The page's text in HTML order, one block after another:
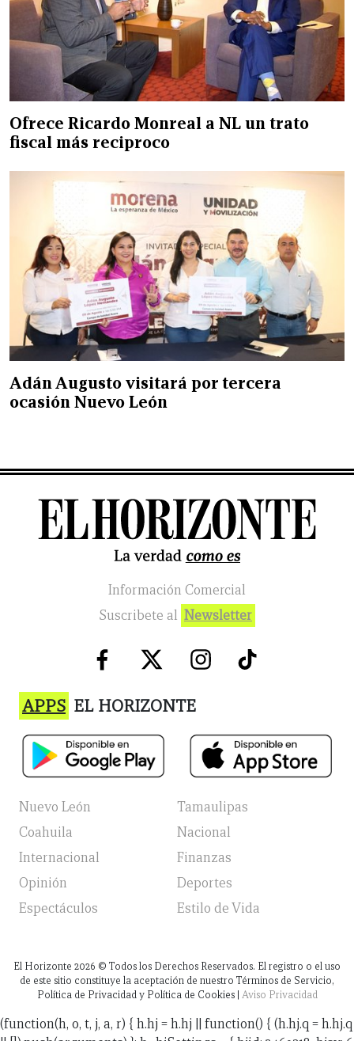
Ofrece Ricardo Monreal a NL un trato
fiscal más reciproco
Adán Augusto visitará por tercera
ocasión Nuevo León
Información Comercial
Suscribete al Newsletter
APPS EL HORIZONTE
Nuevo León
Tamaulipas
Coahuila
Nacional
Internacional
Finanzas
Opinión
Deportes
Espectáculos
Estilo de Vida
El Horizonte 2026 © Todos los Derechos Reservados. El registro o el uso
de este sitio constituye la aceptación de nuestro Términos de Servicio,
Política de Privacidad y Política de Cookies | Aviso Privacidad
(function(h, o, t, j, a, r) { h.hj = h.hj || function() { (h.hj.q = h.hj.q